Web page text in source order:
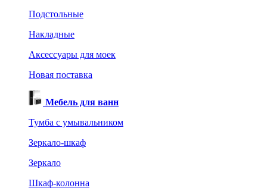
Подстольные
Накладные
Аксессуары для моек
Новая поставка
Мебель для ванн
Тумба с умывальником
Зеркало-шкаф
Зеркало
Шкаф-колонна